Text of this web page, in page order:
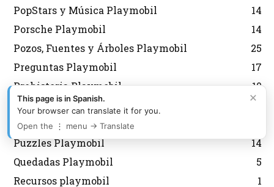
PopStars y Música Playmobil
14
Porsche Playmobil
14
Pozos, Fuentes y Árboles Playmobil
25
Preguntas Playmobil
17
Prehistoria Playmobil
10
Princesas Playmobil
146
Puerto Playmobil
Puzzles Playmobil
14
Quedadas Playmobil
5
Recursos playmobil
1
×
This page is in Spanish.
Your browser can translate it for you.
Open the ⋮ menu → Translate